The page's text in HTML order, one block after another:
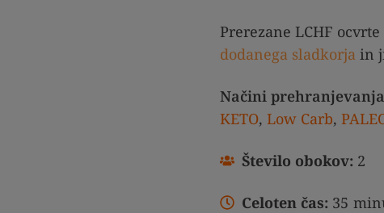
Prerezane LCHF
dodanega sladkorja in
Načini
KETO, Low Carb,
Število obokov: 2
Celoten čas: 35